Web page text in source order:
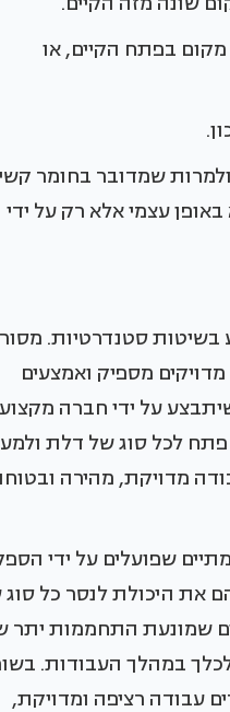
מקום בפתח הקיים, או
שמדובר בחומר
עצמי אלא רק על ידי
בשיטות סטנדרטיות.
מספיק ואמצעים
על ידי חברה
לכל סוג של דלת
מדויקת, מהירה
שפועלים על ידי
את היכולת לנסר כל
שמונעת התחממות יתר
במהלך העבודות.
עבודה רציפה ומדויקת,